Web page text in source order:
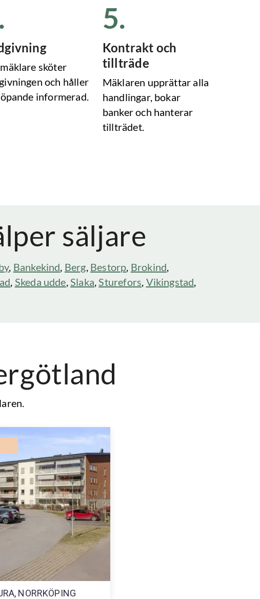
.
sköter
och håller
informerad.
5.
Kontrakt och
tillträde
Mäklaren upprättar alla
handlingar, bokar
banker och hanterar
tillträdet.
säljare
, Bankekind, Berg, Bestorp, Brokind,
, Skeda udde,Slaka,Sturefors, Vikingstad,
NORRKÖPING